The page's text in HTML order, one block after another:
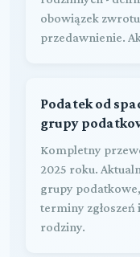
obowiązek
przedawnienie.
Podatek od
grupy
Kompletny
2025 roku.
grupy
terminy zgłoszeń
rodziny.